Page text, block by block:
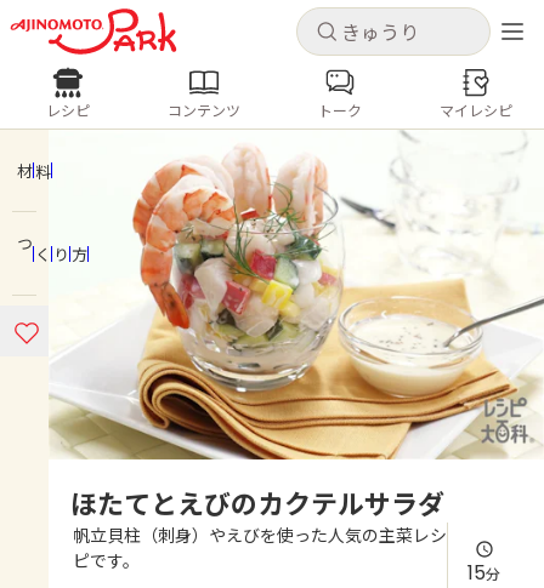
キャンセル
ログインするとレシピを保存できます
ログイン 新規登録
ホーム
コンテンツ
レシピ
よくあるお問い合わせ
キャンセル
レシピ コンテンツ
人気の食材・レシピ
きゅうり なす トマト
とうもろこし
ピーマン
みょうが ゴーヤ
レシピ コンテンツ トーク マイレシピ
材料
つくり方
ほたてとえびのカクテルサラダ
帆立貝柱（刺身）やえびを使った人気の主菜レシ
ピです。
15分